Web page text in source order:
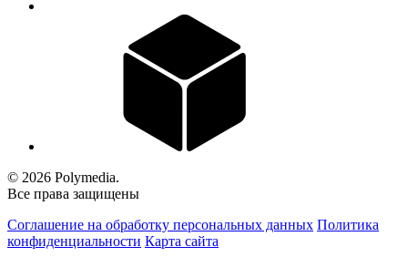
© 2026 Polymedia.
Все права защищены
Соглашение на обработку персональных данных Политика
конфиденциальности Карта сайта